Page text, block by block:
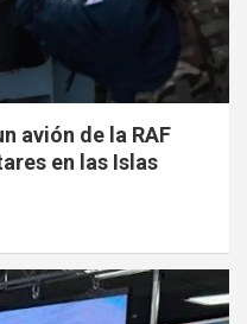
avión de la RAF
en las Islas